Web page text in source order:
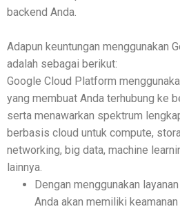
backend Anda.
Adapun keuntungan menggunakan
adalah sebagai berikut:
Google Cloud Platform
yang membuat Anda terhubung ke
serta menawarkan spektrum
berbasis cloud untuk compute,
networking, big data, machine
lainnya.
Dengan menggunakan
Anda akan memiliki